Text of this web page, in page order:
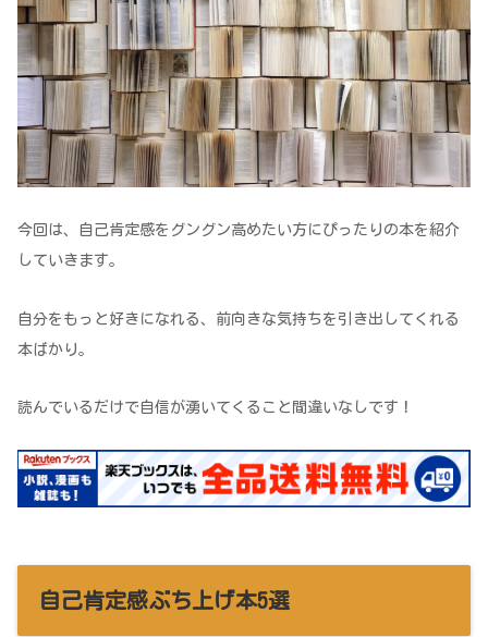
今回は、自己肯定感をグングン高めたい方にぴったりの本を紹介
していきます。
自分をもっと好きになれる、前向きな気持ちを引き出してくれる
本ばかり。
読んでいるだけで自信が湧いてくること間違いなしです！
自己肯定感ぶち上げ本5選